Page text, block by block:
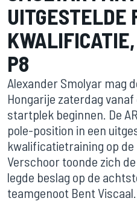
UITGESTELDE
KWALIFICATIE,
P8
Alexander Smolyar mag
Hongarije zaterdag
startplek beginnen. De
pole-position in een
kwalificatietraining op
Verschoor toonde zich
legde beslag op de
teamgenoot Bent Viscaal.